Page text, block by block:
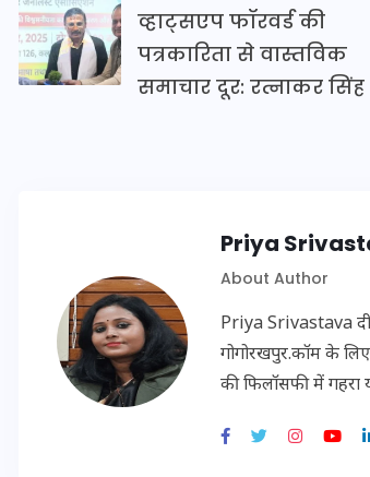
व्हाट्सएप फॉरवर्ड की
पत्रकारिता से वास्तविक
समाचार दूर: रत्नाकर सिंह
Priya
About Author
Priya Srivastava
गोगोरखपुर.कॉम के
की फिलॉसफी में गहरा
इस सप्ताह का राशिफल:
क्या कहते हैं आपके
अगस्त से 31 अगस्त)
24 अगस्त 2025